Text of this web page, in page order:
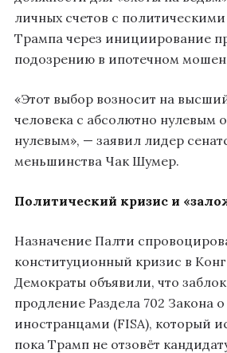
личных счетов с
Трампа через инициирование
подозрению в ипотечном
«Этот выбор возносит на
человека с абсолютно нулевым
нулевым», — заявил лидер
меньшинства Чак Шумер.
Политический кризис и
Назначение Палти
конституционный кризис в
Демократы объявили, что
продление Раздела 702 Закона
иностранцами (FISA), который
пока Трамп не отзовёт